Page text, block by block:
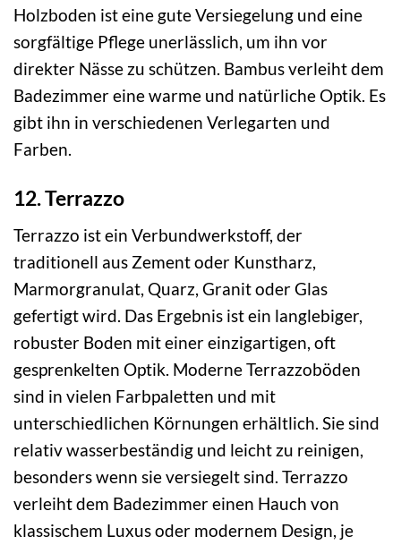
Holzboden ist eine gute Versiegelung und eine
sorgfältige Pflege unerlässlich, um ihn vor
direkter Nässe zu schützen. Bambus verleiht dem
Badezimmer eine warme und natürliche Optik. Es
gibt ihn in verschiedenen Verlegarten und
Farben.
12. Terrazzo
Terrazzo ist ein Verbundwerkstoff, der
traditionell aus Zement oder Kunstharz,
Marmorgranulat, Quarz, Granit oder Glas
gefertigt wird. Das Ergebnis ist ein langlebiger,
robuster Boden mit einer einzigartigen, oft
gesprenkelten Optik. Moderne Terrazzoböden
sind in vielen Farbpaletten und mit
unterschiedlichen Körnungen erhältlich. Sie sind
relativ wasserbeständig und leicht zu reinigen,
besonders wenn sie versiegelt sind. Terrazzo
verleiht dem Badezimmer einen Hauch von
klassischem Luxus oder modernem Design, je